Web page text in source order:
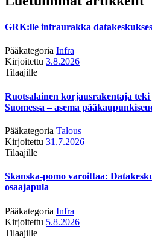
GRK:lle infraurakka
Pääkategoria Infra
Kirjoitettu 3.8.2026
Tilaajille
Ruotsalainen korjausrakentaja
Suomessa – asema
Pääkategoria Talous
Kirjoitettu 31.7.2026
Tilaajille
Skanska-pomo varoittaa:
osaajapula
Pääkategoria Infra
Kirjoitettu 5.8.2026
Tilaajille